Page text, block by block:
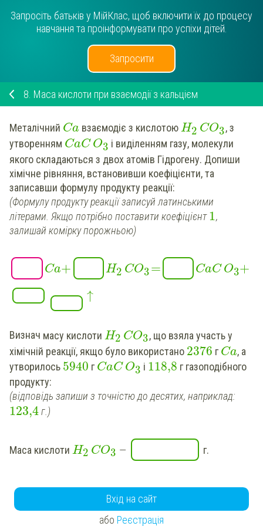
Запросіть батьків у МійКлас, щоб включити їх до процесу
навчання та проінформувати про успіхи дітей.
Запросити
8. Маса кислоти при взаємодії з кальцієм
Металічний Ca взаємодіє з кислотоюH2 CO3, з
утворенням CaC O3 і виділенням газу, молекули
якого складаються з двох атомів Гідрогену. Допиши
хімічне рівняння, встановивши коефіцієнти, та
записавши формулу продукту реакції:
(Формулу продукту реакції записуй латинськими
літерами. Якщо потрібно поставити коефіцієнт1,
залишай комірку порожньою)
Ca+ H2 CO3= CaC O3+
↑
Визнач масу кислоти H2 CO3, що взяла участь у
хімічній реакції, якщо було використано 2376 гCa, а
утворилось 5940 гCaC O3 і 118,8 г газоподібного
продукту:
(відповідь запиши з точністю до десятих, наприклад:
123,4г.)
Маса кислоти H2 CO3 — г.
Вхід на сайт
або Реєстрація